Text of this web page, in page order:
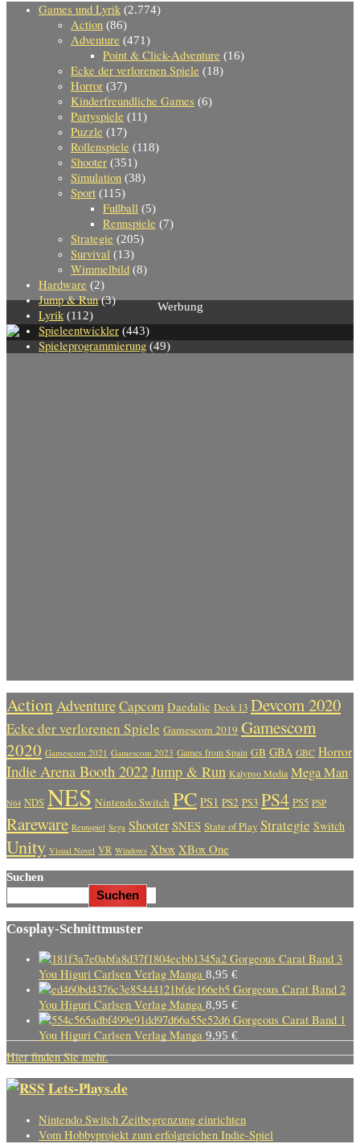
Games und Lyrik (2.774)
Action (86)
Adventure (471)
Point & Click-Adventure (16)
Ecke der verlorenen Spiele (18)
Horror (37)
Kinderfreundliche Games (6)
Partyspiele (11)
Puzzle (17)
Rollenspiele (118)
Shooter (351)
Simulation (38)
Sport (115)
Fußball (5)
Rennspiele (7)
Strategie (205)
Survival (13)
Wimmelbild (8)
Hardware (2)
Jump & Run(3)
Lyrik (112)
Spieleentwickler (443)
Spieleprogrammierung (49)
Werbung
Action AdventureCapcom Daedalic Deck 13 Devcom 2020
Ecke der verlorenen Spiele Gamescom 2019 Gamescom
2020 Gamescom 2021 Gamescom 2023 Games from Spain GB GBA GBC Horror
Indie Arena Booth 2022Jump & Run Kalypso Media Mega Man
N64 NDS NES Nintendo Switch PC PS1 PS2 PS3 PS4 PS5 PSP
Rareware Rennspiel Sega Shooter SNES State of Play Strategie Switch
Unity Visual Novel VR Windows Xbox XBox One
Suchen
Suchen
Cosplay-Schnittmuster
Gorgeous Carat Band 3
You Higuri Carlsen Verlag Manga 8,95 €
Gorgeous Carat Band 2
You Higuri Carlsen Verlag Manga 8,95 €
Gorgeous Carat Band 1
You Higuri Carlsen Verlag Manga 9,95 €
Hier finden Sie mehr.
Lets-Plays.de
Nintendo Switch Zeitbegrenzung einrichten
Vom Hobbyprojekt zum erfolgreichen Indie-Spiel